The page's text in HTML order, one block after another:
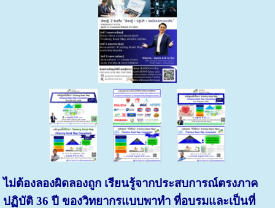
ไม่ต้องลองผิดลองถูก เรียนรู้จากประสบการณ์ตรงภาค
ปฏิบัติ 36 ปี ของวิทยากรแบบพาทำ ที่อบรมและเป็นที่